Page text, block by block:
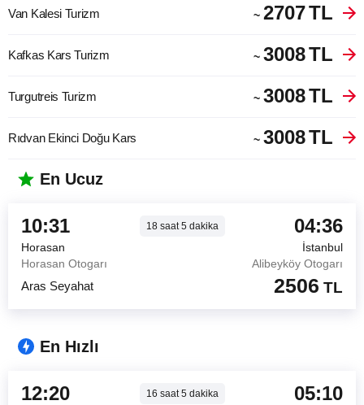
Van Kalesi Turizm ~ 2707TL
Kafkas Kars Turizm ~ 3008TL
Turgutreis Turizm ~ 3008TL
Rıdvan Ekinci Doğu Kars ~ 3008TL
En Ucuz
10:31 18saat5dakika 04:36
Horasan
İstanbul
Horasan Otogarı
Alibeyköy Otogarı
Aras Seyahat 2506 TL
En Hızlı
12:20 16 saat5dakika 05:10